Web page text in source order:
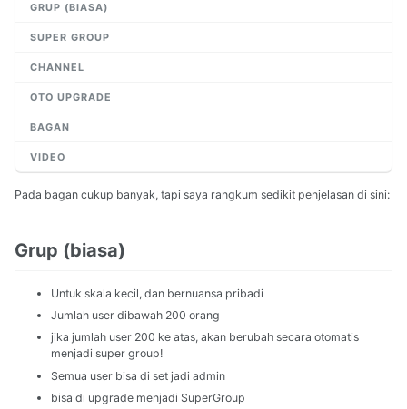
GRUP (BIASA)
SUPER GROUP
CHANNEL
OTO UPGRADE
BAGAN
VIDEO
Pada bagan cukup banyak, tapi saya rangkum sedikit penjelasan di sini:
Grup (biasa)
Untuk skala kecil, dan bernuansa pribadi
Jumlah user dibawah 200 orang
jika jumlah user 200 ke atas, akan berubah secara otomatis
menjadi super group!
Semua user bisa di set jadi admin
bisa di upgrade menjadi SuperGroup